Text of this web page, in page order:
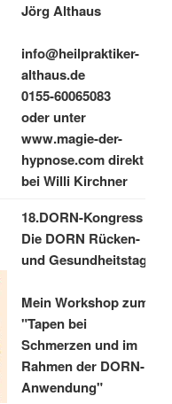
Jörg Althaus
info@heilpraktiker-
althaus.de
0155-60065083
oder unter
www.magie-der-
hypnose.com direkt
bei Willi Kirchner
18.DORN-Kongress
Die DORN Rücken-
und Gesundheitstage
Mein Workshop zum
"Tapen bei
Schmerzen und im
Rahmen der DORN-
Anwendung"